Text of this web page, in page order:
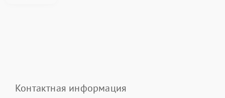
Контактная информация